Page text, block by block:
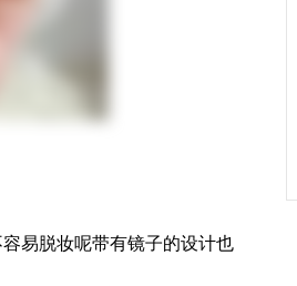
易脱妆呢带有镜子的设计也